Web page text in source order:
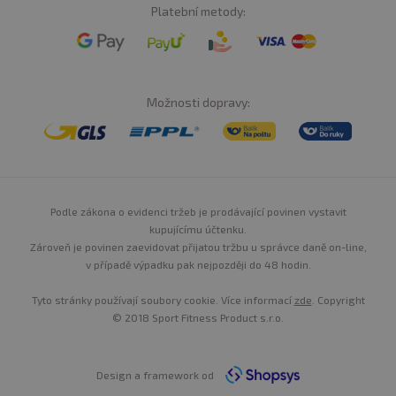
KDY JÍST PROTEINOVÉ A ENERGETICKÉ TYČINKY?
doma, ve škole, před cvičením, po tréninku, v práci nebo
tyčinku si také můžete vychutnat jako dezert. Nicméně
je důležité si uvědomit, že nemůže nahradit vyváženou
po cvičení - pro doplnění bílkovin a urychlení
kdykoliv během dne - pro doplnění bílkovin
ideální jako svačina na výlety a cestování
ideální svačina při turistice, lyžování, na lyžích i
jako svačina ve škole nebo v práci
ideální jídlo, pokud nestíháte
Platební metody:
Možnosti dopravy:
Podle zákona o evidenci tržeb je prodávající povinen vystavit
kupujícímu účtenku.
Zároveň je povinen zaevidovat přijatou tržbu u správce daně on-line,
v případě výpadku pak nejpozději do 48 hodin.
Tyto stránky používají soubory cookie. Více informací zde . Copyright
© 2018 Sport Fitness Product s.r.o.
Design a framework od